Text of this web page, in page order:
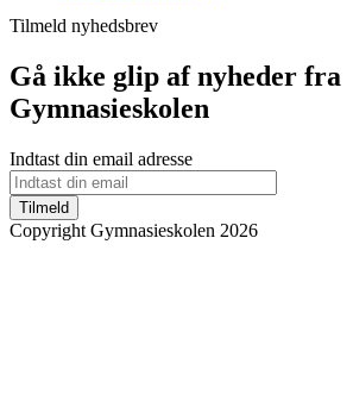
Tilmeld nyhedsbrev
Gå ikke glip af nyheder fra
Gymnasieskolen
Indtast din email adresse
Tilmeld
Copyright Gymnasieskolen 2026